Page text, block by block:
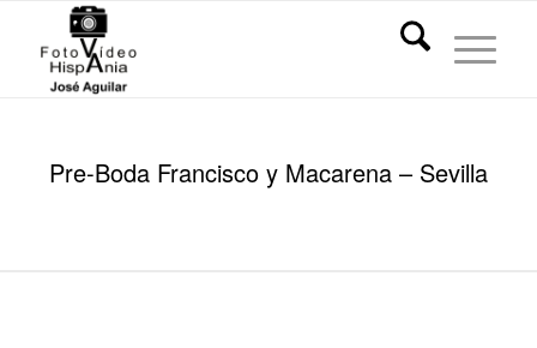
Pre-Boda Francisco y Macarena – Sevilla